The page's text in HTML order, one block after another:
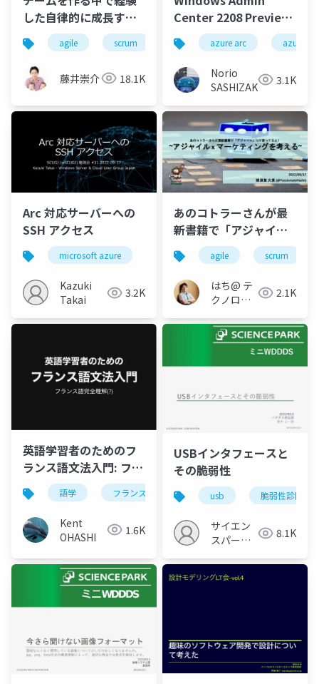
した自律的に成長する
チームの作り方
agile scrum scrumfest mikawa
藤井崇介 18.1K
Center 2208 Preview
とWindows Admin
Center in Azure
azure arc azure
Norio
SASHIZAKI
3.1K
Arc 対応サーバーへの
SSH アクセス
microsoft azure azure arc ssh rdp
Kazuki
Takai
3.2K
あのコトラーさんが最
新書籍で「アジャイ
ル」って言ってるよ！
_アジャイル x マーケテ
ィングを考える_
agile scrum
はち@ テ
クノロジ
ア
「Newbee」
2.1K
英語学習者のためのフ
ランス語文法入門: フラ
ンス語完全理解(?)
語学 フランス語 文法 文字
Kent
OHASHI
1.6K
USBインタフェースと
その脆弱性
usb 脆弱性診断
サイエン
スパーク
8.1K